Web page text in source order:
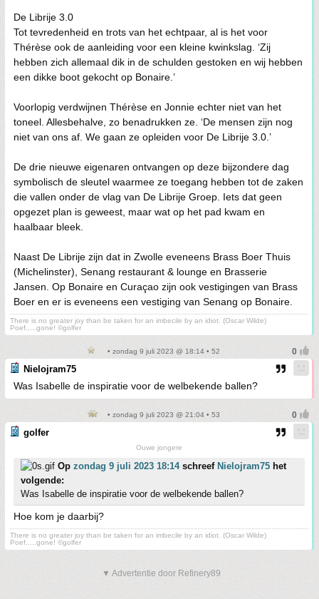
De Librije 3.0
Tot tevredenheid en trots van het echtpaar, al is het voor
Thérèse ook de aanleiding voor een kleine kwinkslag. ‘Zij
hebben zich allemaal dik in de schulden gestoken en wij hebben
een dikke boot gekocht op Bonaire.’
Voorlopig verdwijnen Thérèse en Jonnie echter niet van het
toneel. Allesbehalve, zo benadrukken ze. ‘De mensen zijn nog
niet van ons af. We gaan ze opleiden voor De Librije 3.0.’
De drie nieuwe eigenaren ontvangen op deze bijzondere dag
symbolisch de sleutel waarmee ze toegang hebben tot de zaken
die vallen onder de vlag van De Librije Groep. Iets dat geen
opgezet plan is geweest, maar wat op het pad kwam en
haalbaar bleek.
Naast De Librije zijn dat in Zwolle eveneens Brass Boer Thuis
(Michelinster), Senang restaurant & lounge en Brasserie
Jansen. Op Bonaire en Curaçao zijn ook vestigingen van Brass
Boer en er is eveneens een vestiging van Senang op Bonaire.
There is no greater joy than be taken for an imbecile by an idiot. (Oscar Wilde)
Poef.....gone! ©golfer
• zondag 9 juli 2023 @ 18:14 • 52
Nielojram75
Was Isabelle de inspiratie voor de welbekende ballen?
• zondag 9 juli 2023 @ 21:04 • 53
golfer
Ouwe jongere
Op zondag 9 juli 2023 18:14schreef Nielojram75 het
volgende:
Was Isabelle de inspiratie voor de welbekende ballen?
Hoe kom je daarbij?
There is no greater joy than be taken for an imbecile by an idiot. (Oscar Wilde)
Poef.....gone! ©golfer
▼ Advertentie door Refinery89